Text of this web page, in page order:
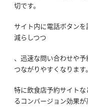
切です。
サイト内に電話ボタン
減らしつつ
、迅速な問い合わせや
つながりやすくなります。
特に飲食店予約サイト
るコンバージョン効果が